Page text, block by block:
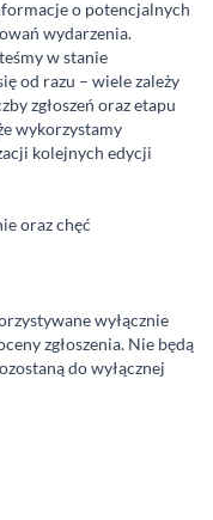
o potencjalnych
wydarzenia.
w stanie
od razu – wiele zależy
zgłoszeń oraz etapu
wykorzystamy
kolejnych edycji
oraz chęć
wyłącznie
zgłoszenia. Nie będą
do wyłącznej